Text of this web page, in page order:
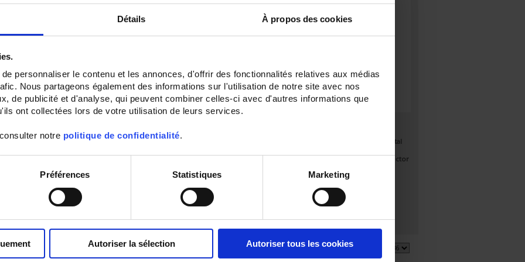
Détails À propos des cookies
personnaliser le contenu et les annonces, d'offrir des fonctionnalités relatives aux médias
Nous partageons également des informations sur l'utilisation de notre site avec nos
de publicité et d'analyse, qui peuvent combiner celles-ci avec d'autres informations que
ont collectées lors de votre utilisation de leurs services.
notre politique de confidentialité.
Préférences Statistiques Marketing
Autoriser la sélection Autoriser tous les cookies
Thermocouple with flexible metal
SILICONE cableas perIEC 60584
Capteur de température à
tête de raccordement
Thermocouple with flexible metal
STANDARD compensated connector
Sort By Set Descending Direction 6 item(s)